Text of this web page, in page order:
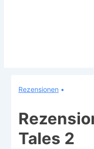
Rezensionen
Tales 2